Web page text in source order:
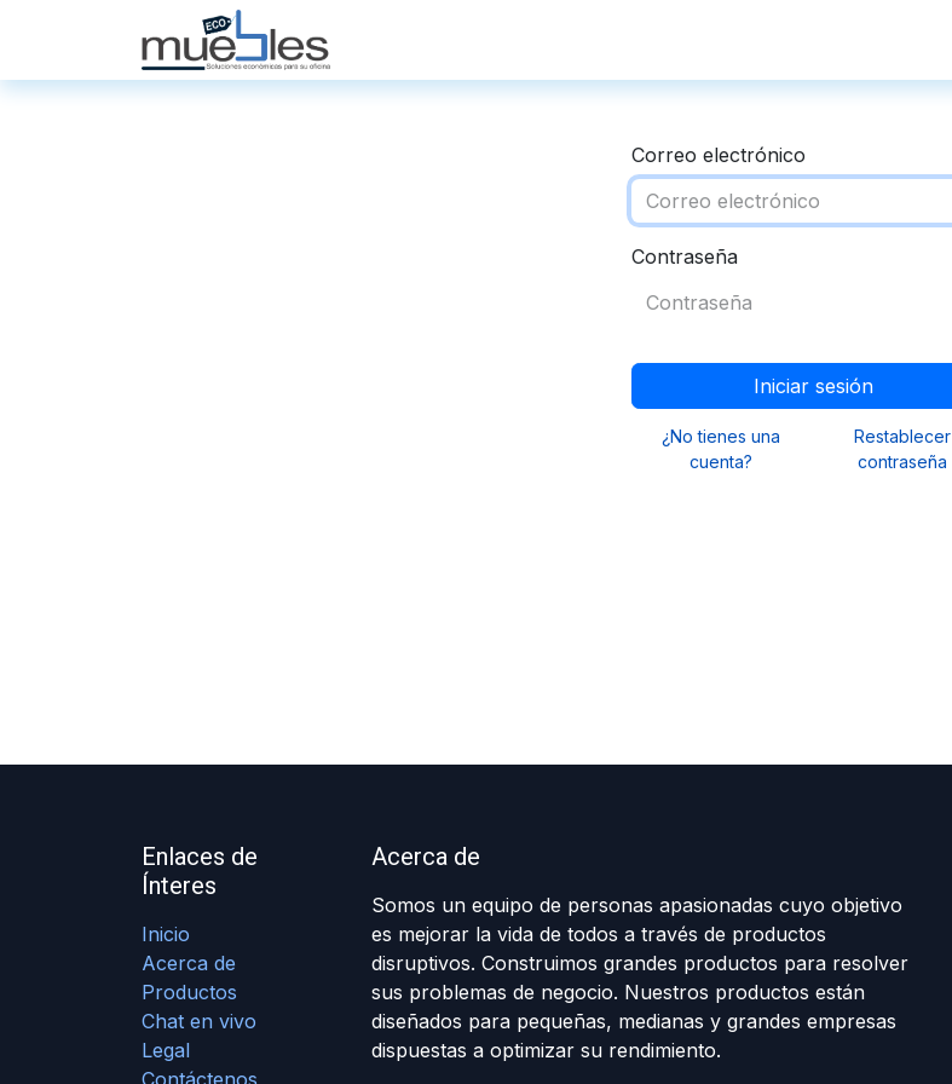
Correo electrónico
Contraseña
Iniciar sesión
¿No tienes una
cuenta?
Restablecer
contraseña
Enlaces de
Ínteres
Inicio
Acerca de
Productos
Chat en vivo
Legal
Contáctenos
Acerca de
Somos un equipo de personas apasionadas cuyo objetivo
es mejorar la vida de todos a través de productos
disruptivos. Construimos grandes productos para resolver
sus problemas de negocio. Nuestros productos están
diseñados para pequeñas, medianas y grandes empresas
dispuestas a optimizar su rendimiento.